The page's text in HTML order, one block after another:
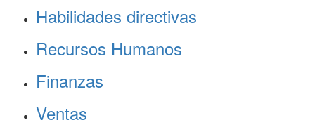
Habilidades directivas
Recursos Humanos
Finanzas
Ventas